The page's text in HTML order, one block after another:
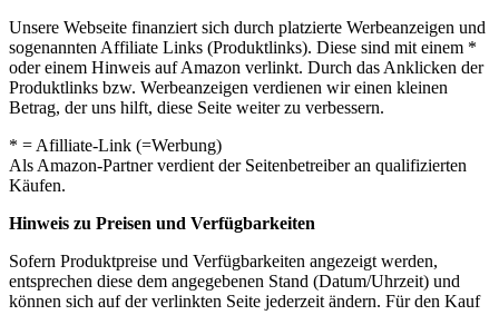
Unsere Webseite finanziert sich durch platzierte Werbeanzeigen und
sogenannten Affiliate Links (Produktlinks). Diese sind mit einem *
oder einem Hinweis auf Amazon verlinkt. Durch das Anklicken der
Produktlinks bzw. Werbeanzeigen verdienen wir einen kleinen
Betrag, der uns hilft, diese Seite weiter zu verbessern.
* = Afilliate-Link (=Werbung)
Als Amazon-Partner verdient der Seitenbetreiber an qualifizierten
Käufen.
Hinweis zu Preisen und Verfügbarkeiten
Sofern Produktpreise und Verfügbarkeiten angezeigt werden,
entsprechen diese dem angegebenen Stand (Datum/Uhrzeit) und
können sich auf der verlinkten Seite jederzeit ändern. Für den Kauf